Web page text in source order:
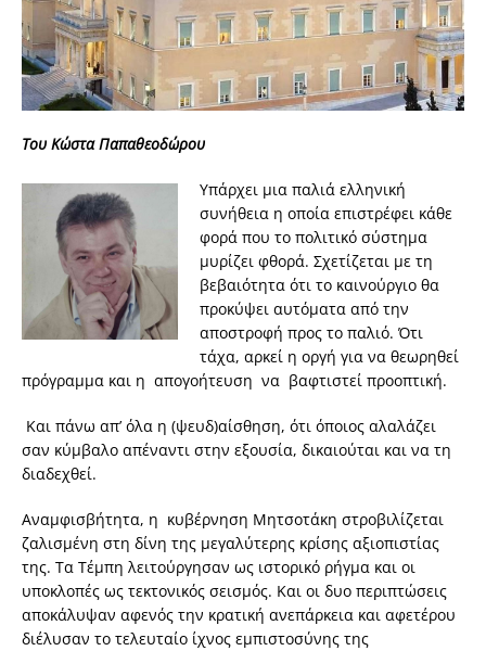
Του Κώστα Παπαθεοδώρου
Υπάρχει μια παλιά ελληνική
συνήθεια η οποία επιστρέφει κάθε
φορά που το πολιτικό σύστημα
μυρίζει φθορά. Σχετίζεται με τη
βεβαιότητα ότι το καινούργιο θα
προκύψει αυτόματα από την
αποστροφή προς το παλιό. Ότι
τάχα, αρκεί η οργή για να θεωρηθεί
πρόγραμμα και η απογοήτευση να βαφτιστεί προοπτική.
Και πάνω απ’ όλα η (ψευδ)αίσθηση, ότι όποιος αλαλάζει
σαν κύμβαλο απέναντι στην εξουσία, δικαιούται και να τη
διαδεχθεί.
Αναμφισβήτητα, η κυβέρνηση Μητσοτάκη στροβιλίζεται
ζαλισμένη στη δίνη της μεγαλύτερης κρίσης αξιοπιστίας
της. Τα Τέμπη λειτούργησαν ως ιστορικό ρήγμα και οι
υποκλοπές ως τεκτονικός σεισμός. Και οι δυο περιπτώσεις
αποκάλυψαν αφενός την κρατική ανεπάρκεια και αφετέρου
διέλυσαν το τελευταίο ίχνος εμπιστοσύνης της